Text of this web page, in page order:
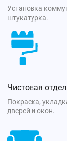
Установка
штукатурка.
Чистовая
Покраска,
дверей и окон.